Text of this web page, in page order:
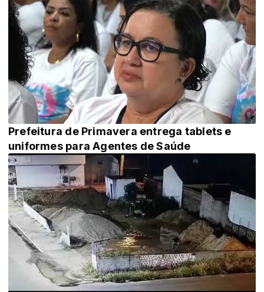
Prefeitura de Primavera entrega tablets e
uniformes para Agentes de Saúde